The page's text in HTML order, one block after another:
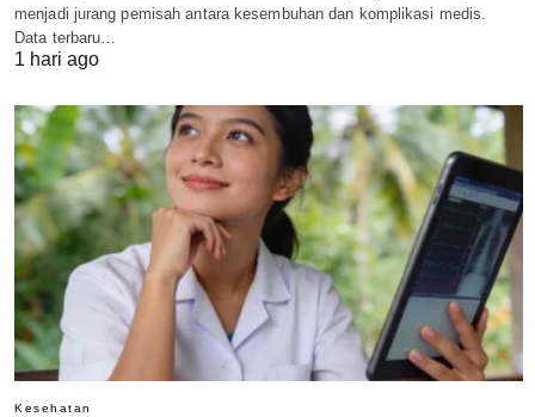
menjadi jurang pemisah antara kesembuhan dan komplikasi medis.
Data terbaru…
1 hari ago
Kesehatan